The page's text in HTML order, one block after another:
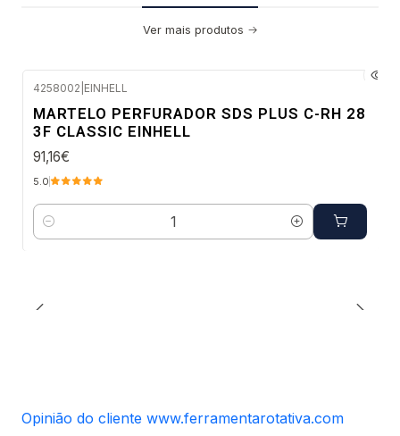
Ver mais produtos
4258002 EINHELL
MARTELO PERFURADOR SDS PLUS C-RH 28
3F CLASSIC EINHELL
91,16€
5.0
Quantidade
Opinião do cliente www.ferramentarotativa.com